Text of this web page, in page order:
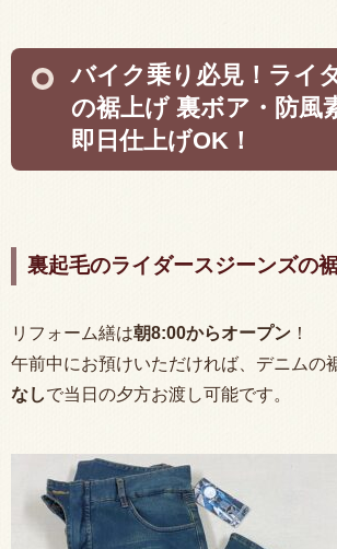
バイク乗り必見！ライ
の裾上げ 裏ボア・防風
即日仕上げOK！
裏起毛のライダースジーンズの
リフォーム繕は朝8:00からオープン ！
午前中にお預けいただければ、デニムの
なしで当日の夕方お渡し可能です。